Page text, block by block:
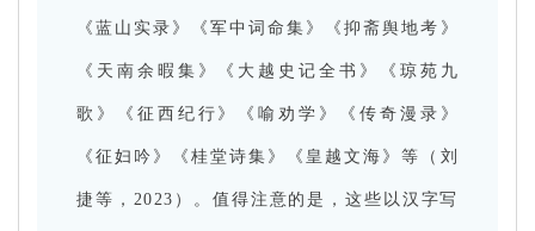
《蓝山实录》《军中词命集》《抑斋舆地考》
《天南余暇集》《大越史记全书》《琼苑九
歌》《征西纪行》《喻劝学》《传奇漫录》
《征妇吟》《桂堂诗集》《皇越文海》等（刘
捷等，2023）。值得注意的是，这些以汉字写